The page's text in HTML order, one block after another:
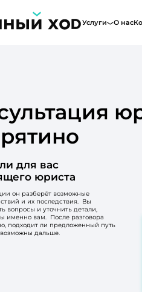
Услуги О нас
для вас
юриста
он разберёт возможные
и их последствия. Вы
вопросы и уточнить детали,
именно вам. После разговора
подходит ли предложенный путь
дальше.